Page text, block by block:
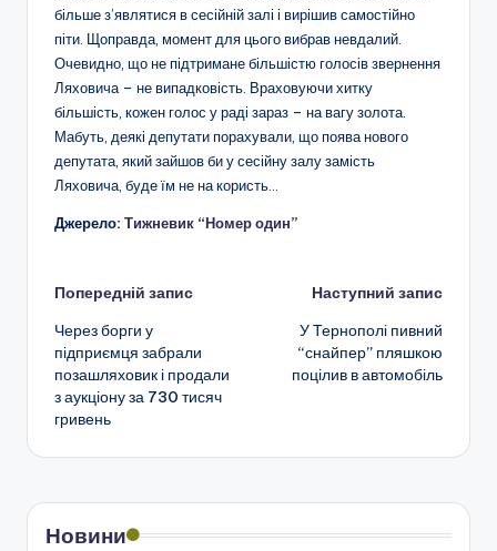
більше з’являтися в сесійній залі і вирішив самостійно
піти. Щоправда, момент для цього вибрав невдалий.
Очевидно, що не підтримане більшістю голосів звернення
Ляховича – не випадковість. Враховуючи хитку
більшість, кожен голос у раді зараз – на вагу золота.
Мабуть, деякі депутати порахували, що поява нового
депутата, який зайшов би у сесійну залу замість
Ляховича, буде їм не на користь…
Джерело: Тижневик “Номер один”
Навігація
по
запису
Попередній запис
Через борги у
підприємця забрали
позашляховик і продали
з аукціону за 730 тисяч
гривень
Наступний запис
У Тернополі пивний
“снайпер” пляшкою
поцілив в автомобіль
Новини